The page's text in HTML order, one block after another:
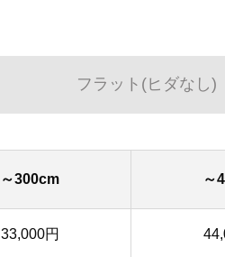
フラット(ヒダなし)
～300cm ～
33,000円